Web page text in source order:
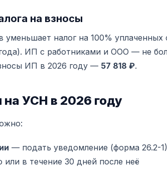
на взносы
уменьшает налог на 100% уплаченных
ИП с работниками и ООО — не
ИП в 2026 году — 57 818 ₽.
на УСН в 2026 году
— подать уведомление (форма 26.2-
или в течение 30 дней после неё